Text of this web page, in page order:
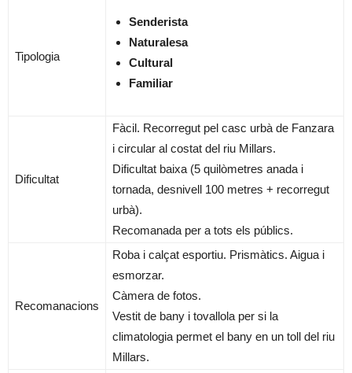
Tipologia
Senderista
Naturalesa
Cultural
Familiar
Dificultat
Fàcil. Recorregut pel casc urbà de Fanzara
i circular al costat del riu Millars.
Dificultat baixa (5 quilòmetres anada i
tornada, desnivell 100 metres + recorregut
urbà).
Recomanada per a tots els públics.
Recomanacions
Roba i calçat esportiu. Prismàtics. Aigua i
esmorzar.
Càmera de fotos.
Vestit de bany i tovallola per si la
climatologia permet el bany en un toll del riu
Millars.